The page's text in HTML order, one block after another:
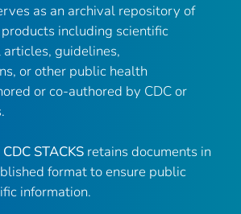
as an archival repository of
including scientific
guidelines,
or other public health
or co-authored by CDC or
CDC STACKS retains documents in
format to ensure public
information.